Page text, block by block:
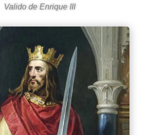
Valido de Enrique III